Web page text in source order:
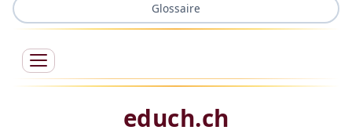
Glossaire
educh.ch